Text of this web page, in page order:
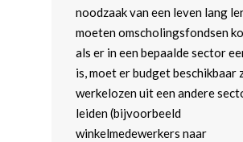
noodzaak van een leven lang
moeten omscholingsfondsen
als er in een bepaalde sector
is, moet er budget beschikbaar
werkelozen uit een andere
leiden (bijvoorbeeld
winkelmedewerkers naar